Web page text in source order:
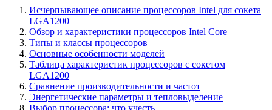
Исчерпывающее описание процессоров Intel для сокета
LGA1200
Обзор и характеристики процессоров Intel Core
Типы и классы процессоров
Основные особенности моделей
Таблица характеристик процессоров с сокетом
LGA1200
Сравнение производительности и частот
Энергетические параметры и тепловыделение
Выбор процессора: что учесть